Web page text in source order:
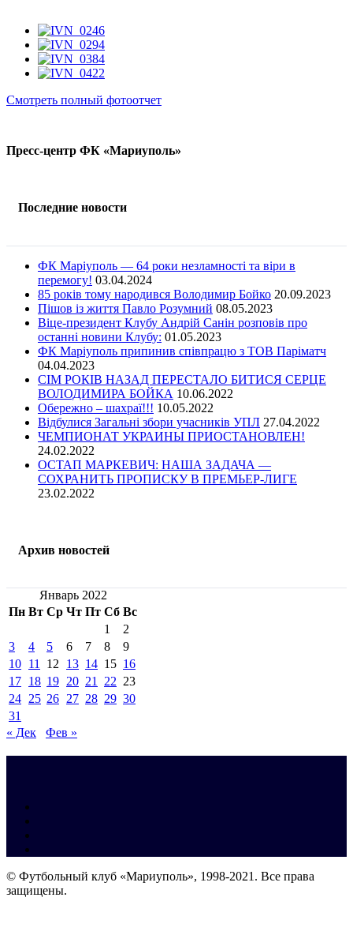
Смотреть полный фотоотчет
Пресс-центр ФК «Мариуполь»
Последние новости
ФК Маріуполь — 64 роки незламності та віри в
перемогу! 03.04.2024
85 років тому народився Володимир Бойко 20.09.2023
Пішов із життя Павло Розумний 08.05.2023
Віце-президент Клубу Андрій Санін розповів про
останні новини Клубу: 01.05.2023
ФК Маріуполь припинив співпрацю з ТОВ Паріматч
04.04.2023
СІМ РОКІВ НАЗАД ПЕРЕСТАЛО БИТИСЯ СЕРЦЕ
ВОЛОДИМИРА БОЙКА 10.06.2022
Обережно – шахраї!!! 10.05.2022
Відбулися Загальні збори учасників УПЛ 27.04.2022
ЧЕМПИОНАТ УКРАИНЫ ПРИОСТАНОВЛЕН!
24.02.2022
ОСТАП МАРКЕВИЧ: НАША ЗАДАЧА —
СОХРАНИТЬ ПРОПИСКУ В ПРЕМЬЕР-ЛИГЕ
23.02.2022
Архив новостей
Январь 2022
Пн Вт Ср Чт Пт Сб Вс
1
2
3
4 5 6 7 8
9
10 11 12 13 14 15 16
17 18 19 20 21 22 23
24 25 26 27 28 29 30
31
« Дек
Фев »
© Футбольный клуб «Мариуполь», 1998-2021. Все права
защищены.